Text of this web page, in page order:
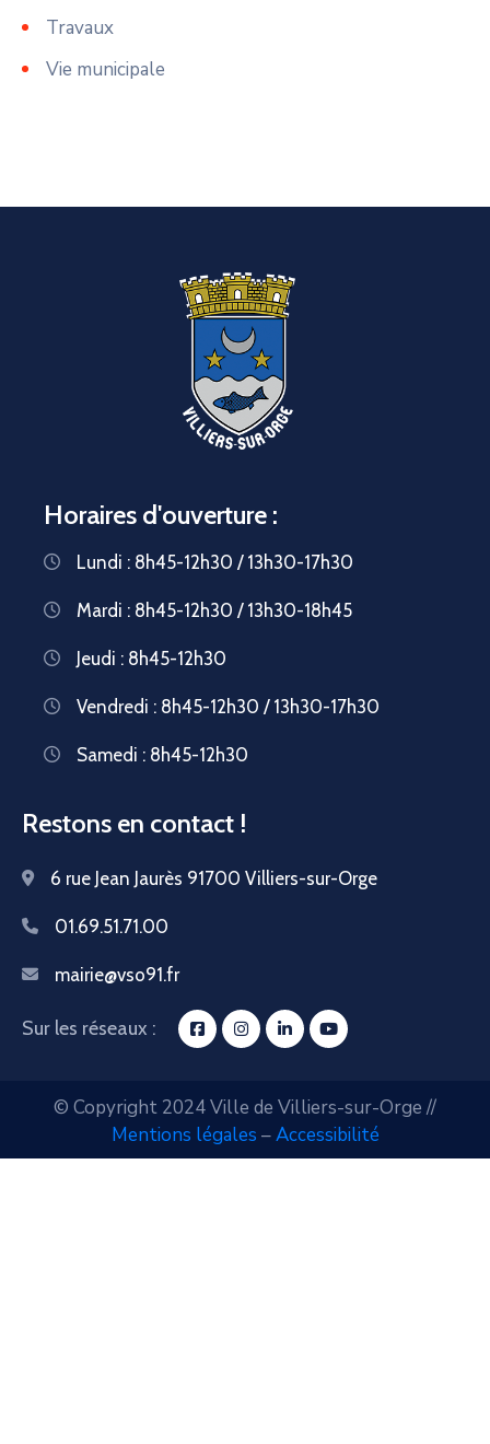
Travaux
Vie municipale
Horaires d'ouverture :
Lundi : 8h45-12h30 / 13h30-17h30
Mardi : 8h45-12h30 / 13h30-18h45
Jeudi : 8h45-12h30
Vendredi : 8h45-12h30 / 13h30-17h30
Samedi : 8h45-12h30
Restons en contact !
6 rue Jean Jaurès 91700 Villiers-sur-Orge
01.69.51.71.00
mairie@vso91.fr
Sur les réseaux :
© Copyright 2024 Ville de Villiers-sur-Orge //
Mentions légales –Accessibilité